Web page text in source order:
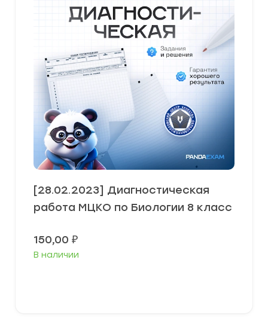
[28.02.2023] Диагностическая
работа МЦКО по Биологии 8 класс
150,00 ₽
В наличии